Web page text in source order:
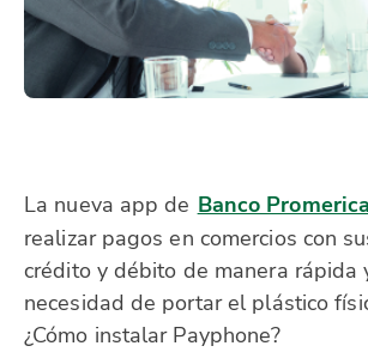
La nueva app de Banco Promerica
realizar pagos en comercios con
crédito y débito de manera rápida
necesidad de portar el plástico
¿Cómo instalar Payphone?